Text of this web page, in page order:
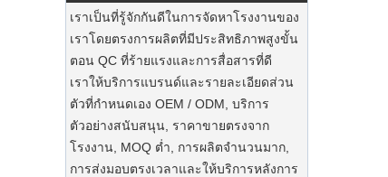
ร้านขายโรงงานฝุ่นผ้าฝ้ายผ้าใบผ้าใบที่
กำหนดเอง
ควรพลาดในฤดูกาลนี้
ไม้แขวนเสื้อสูทไม้ยั่งยืน
รักษาชุดสูทของคุณด้วยถุงฝุ่นสุดหรู ‌
โรงงานของเราสามารถเสนอถุงชุดเสื้อผ้า
ที่ปรับแต่งได้สูง
ไม้แขวนเสื้อกำมะหยี่ที่กำหนดเอง
เราเป็นที่รู้จักกันดีในการจัดหาโรงงานของ
เราโดยตรงการผลิตที่มีประสิทธิภาพสูงขั้น
ตอน QC ที่ร้ายแรงและการสื่อสารที่ดี
เราให้บริการแบรนด์และรายละเอียดส่วน
ตัวที่กำหนดเอง OEM / ODM, บริการ
ตัวอย่างสนับสนุน, ราคาขายตรงจาก
โรงงาน, MOQ ต่ำ, การผลิตจำนวนมาก,
การส่งมอบตรงเวลาและให้บริการหลังการ